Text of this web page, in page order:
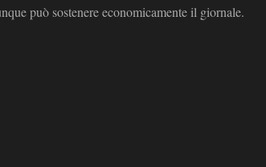
può sostenere economicamente il giornale.